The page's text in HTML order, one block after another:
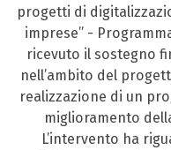
progetti di
imprese” -
ricevuto il sostegno
nell’ambito del
realizzazione di un
miglioramento
L’intervento ha